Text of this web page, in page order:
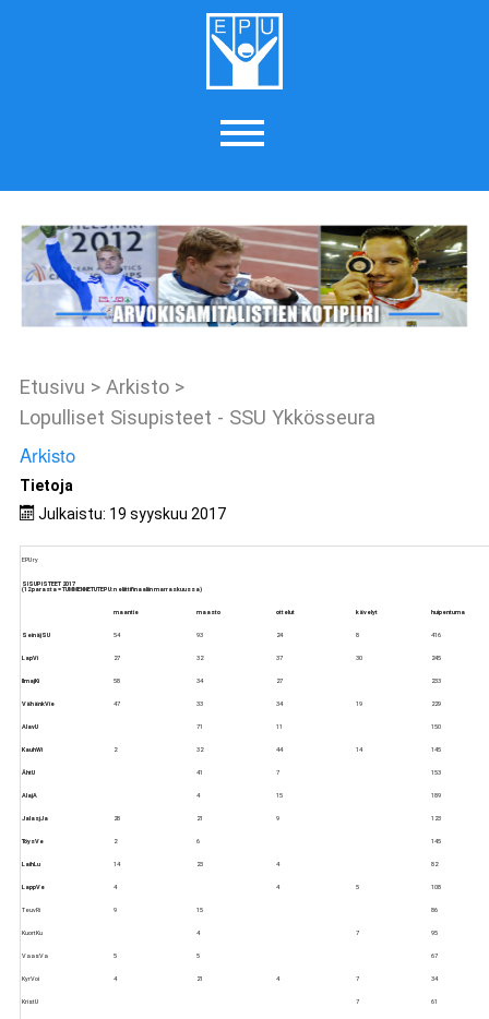
Etusivu > Arkisto >
Lopulliset Sisupisteet - SSU Ykkösseura
Arkisto
Tietoja
Julkaistu: 19 syyskuu 2017
EPU ry
SISUPISTEET 2017
(12 parasta = TUMMENNETUTEPU:n eliittifinaaliin marraskuussa)
maantie maasto ottelut kävelyt huipentuma
SeinäjSU 54 93 24 8 416
LapVi 27 32 37 30 245
IlmajKi 58 34 27 233
VähänkVie 47 33 34 19 229
AlavU 71 11 150
KauhWi 2 32 44 14 145
ÄhtU 41 7 153
AlajA 4 15 189
JalasjJa 28 21 9 123
TöysVe 2 6 145
LaihLu 14 23 4 82
LappVe 4 4 5 108
TeuvRi 9 15 86
KuortKu 4 7 95
VaasVa 5 5 67
KyrVoi 4 21 4 7 34
KristU 7 61